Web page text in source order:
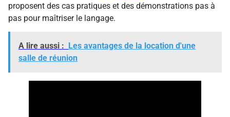
proposent des cas pratiques et des démonstrations pas à
pas pour maîtriser le langage.
A lire aussi : Les avantages de la location d'une
salle de réunion